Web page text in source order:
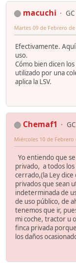
macuchi
GC
Martes 09 de Febrero
Efectivamente.
uso.
Cómo bien dicen
utilizado por una
aplica la LSV.
Chemaf1
GC
Miércoles 10 de Febrero
Yo entiendo que
privado, a todos
cerrado,(la Ley
privados que sean
indeterminada de
de uso público, de
tenemos que ir,
mi coche, tractor u
finca privada
los daños